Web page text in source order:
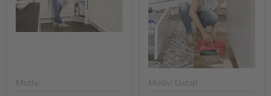
Motiv: - Motiv: Detail